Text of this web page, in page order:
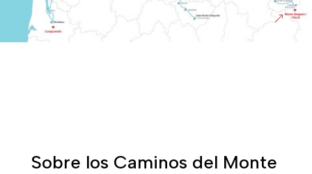
&
Sobre los Caminos del Monte